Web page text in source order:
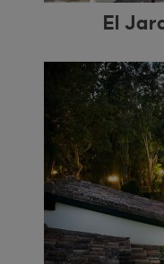
El